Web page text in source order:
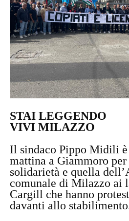
STAI LEGGENDO
VIVI MILAZZO
Il sindaco Pippo Midili è
mattina a Giammoro per
solidarietà e quella
comunale di Milazzo ai
Cargill che hanno
davanti allo